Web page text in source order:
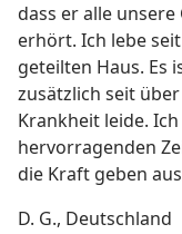
dass er alle
erhört. Ich lebe
geteilten Haus. Es
zusätzlich seit
Krankheit leide.
hervorragenden
die Kraft geben
D. G., Deutschland